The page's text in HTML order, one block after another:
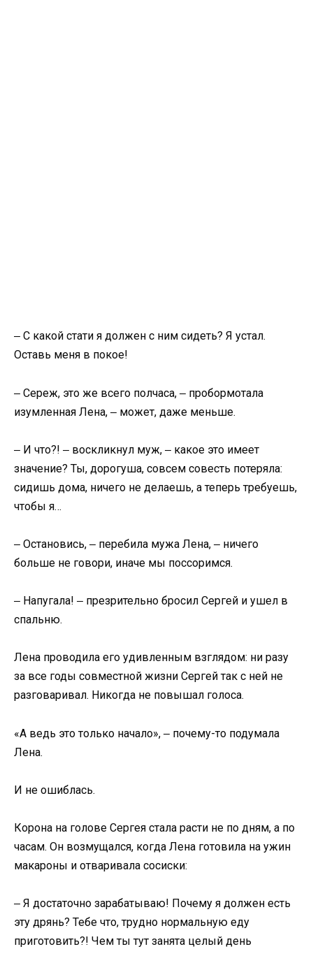
‒ С какой стати я должен с ним сидеть? Я устал.
Оставь меня в покое!
‒ Сереж, это же всего полчаса, ‒ пробормотала
изумленная Лена, ‒ может, даже меньше.
‒ И что?! ‒ воскликнул муж, ‒ какое это имеет
значение? Ты, дорогуша, совсем совесть потеряла:
сидишь дома, ничего не делаешь, а теперь требуешь,
чтобы я…
‒ Остановись, ‒ перебила мужа Лена, ‒ ничего
больше не говори, иначе мы поссоримся.
‒ Напугала! ‒ презрительно бросил Сергей и ушел в
спальню.
Лена проводила его удивленным взглядом: ни разу
за все годы совместной жизни Сергей так с ней не
разговаривал. Никогда не повышал голоса.
«А ведь это только начало», ‒ почему-то подумала
Лена.
И не ошиблась.
Корона на голове Сергея стала расти не по дням, а по
часам. Он возмущался, когда Лена готовила на ужин
макароны и отваривала сосиски:
‒ Я достаточно зарабатываю! Почему я должен есть
эту дрянь? Тебе что, трудно нормальную еду
приготовить?! Чем ты тут занята целый день